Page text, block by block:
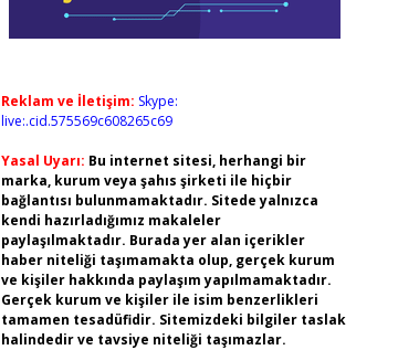
Reklam ve İletişim: Skype:
live:.cid.575569c608265c69
Yasal Uyarı: Bu internet sitesi, herhangi bir
marka, kurum veya şahıs şirketi ile hiçbir
bağlantısı bulunmamaktadır. Sitede yalnızca
kendi hazırladığımız makaleler
paylaşılmaktadır. Burada yer alan içerikler
haber niteliği taşımamakta olup, gerçek kurum
ve kişiler hakkında paylaşım yapılmamaktadır.
Gerçek kurum ve kişiler ile isim benzerlikleri
tamamen tesadüfidir. Sitemizdeki bilgiler taslak
halindedir ve tavsiye niteliği taşımazlar.